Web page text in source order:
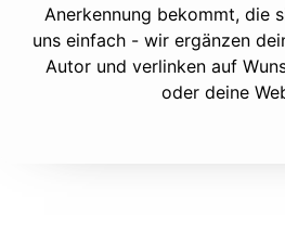
Anerkennung bekommt, die
uns einfach - wir ergänzen
Autor und verlinken auf
oder deine